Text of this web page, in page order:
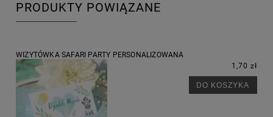
PRODUKTY POWIĄZANE
WIZYTÓWKA SAFARI PARTY PERSONALIZOWANA
1,70 zł
DO KOSZYKA